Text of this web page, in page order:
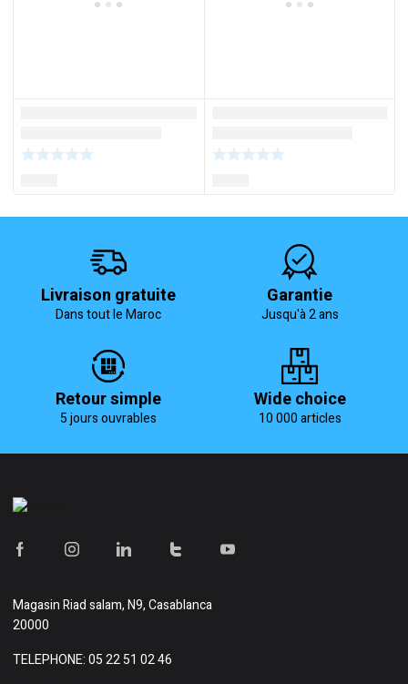
Livraison gratuite
Dans tout le Maroc
Garantie
Jusqu'à 2 ans
Retour simple
5 jours ouvrables
Wide choice
10 000 articles
MagasinRiad salam, N9, Casablanca
20000
TELEPHONE: 05 22 51 02 46